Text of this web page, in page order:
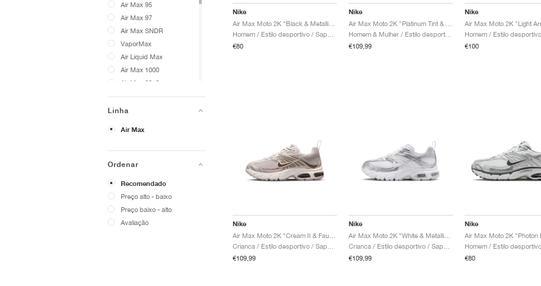
Air Max 95
Air Max 97
Air Max SNDR
VaporMax
Air Liquid Max
Air Max 1000
Air Max 2013
Air Max Craze
Air Max Dn
Air Max Goadome
Air Max Phoenix
Air Max Portal
Air Max Pulse
Air Max RK61
Linha
Air Max
Ordenar
Recomendado
Preço alto - baixo
Preço baixo - alto
Avaliação
Nike
€80
Nike
Homem & Mulher / Estilo desportivo / Sapatos
€109,99
Nike
€100
Nike
€109,99
Nike
Air Max Moto 2K "White & Metallic Silver"
€109,99
Nike
€80